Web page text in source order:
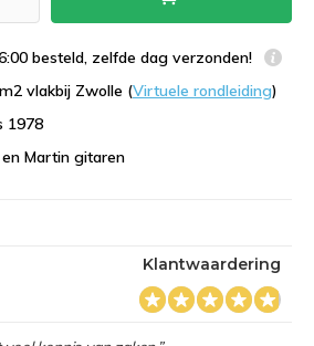
besteld, zelfde dag verzonden!
vlakbij Zwolle (Virtuele rondleiding)
1978
Martin gitaren
Klantwaardering